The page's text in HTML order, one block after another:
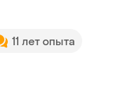
11 лет опыта